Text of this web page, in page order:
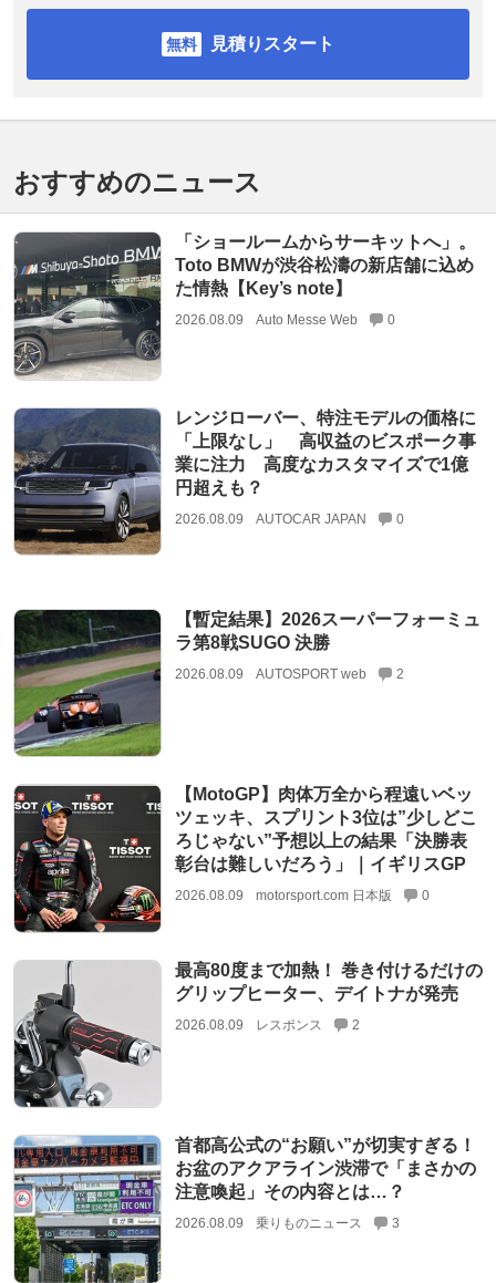
見積りスタート
おすすめのニュース
「ショールームからサーキットへ」。
Toto BMWが渋谷松濤の新店舗に込め
た情熱【Key’s note】
2026.08.09 Auto Messe Web 0
レンジローバー、特注モデルの価格に
「上限なし」 高収益のビスポーク事
業に注力 高度なカスタマイズで1億
円超えも？
2026.08.09 AUTOCAR JAPAN 0
【暫定結果】2026スーパーフォーミュ
ラ第8戦SUGO 決勝
2026.08.09 AUTOSPORT web 2
【MotoGP】肉体万全から程遠いベッ
ツェッキ、スプリント3位は”少しどこ
ろじゃない”予想以上の結果「決勝表
彰台は難しいだろう」｜イギリスGP
2026.08.09 motorsport.com 日本版 0
最高80度まで加熱！ 巻き付けるだけの
グリップヒーター、デイトナが発売
2026.08.09 レスポンス 2
首都高公式の“お願い”が切実すぎる！
お盆のアクアライン渋滞で「まさかの
注意喚起」その内容とは…？
2026.08.09 乗りものニュース 3